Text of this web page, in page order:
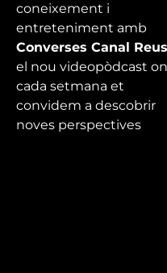
coneixement i
entreteniment amb
Converses Canal
el nou videopòdcast on
cada setmana et
convidem a descobrir
noves perspectives